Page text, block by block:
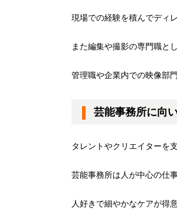
現場での経験を積んでディ
また編集や撮影の専門職と
管理職や企業内での映像部
芸能事務所に向
タレントやクリエイターを
芸能事務所は人が中心の仕事
人好きで細やかなケアが得